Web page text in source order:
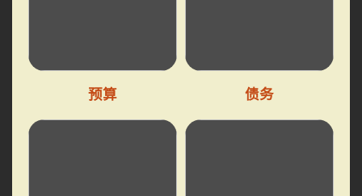
预算 债务